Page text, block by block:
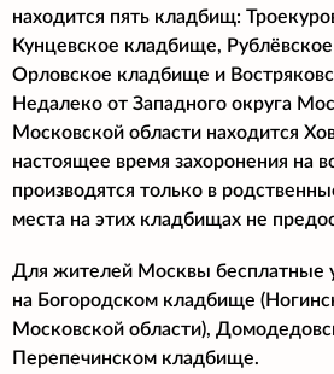
находится пять кладбищ:
Кунцевское кладбище,
Орловское кладбище и
Недалеко от Западного округа
Московской области находится
настоящее время захоронения на
производятся только в
места на этих кладбищах не
Для жителей Москвы бесплатные
на Богородском кладбище
Московской области),
Перепечинском кладбище.